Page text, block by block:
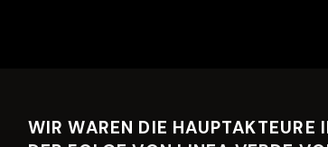
WIR WAREN DIE HAUPTAKTEURE